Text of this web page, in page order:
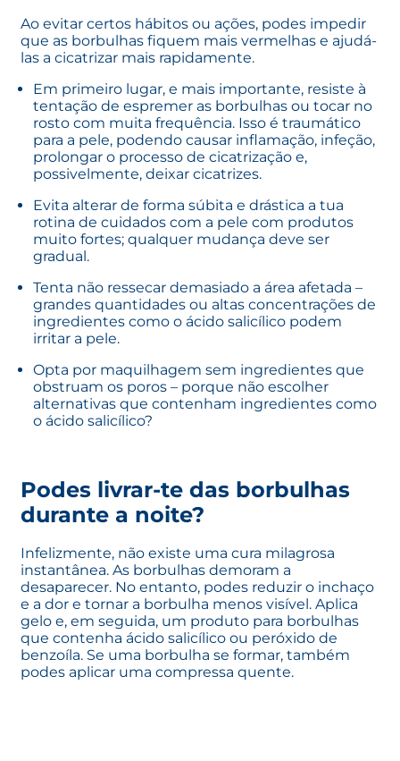
Ao evitar certos hábitos ou ações, podes impedir
que as borbulhas fiquem mais vermelhas e ajudá-
las a cicatrizar mais rapidamente.
Em primeiro lugar, e mais importante, resiste à
tentação de espremer as borbulhas ou tocar no
rosto com muita frequência. Isso é traumático
para a pele, podendo causar inflamação, infeção,
prolongar o processo de cicatrização e,
possivelmente, deixar cicatrizes.
Evita alterar de forma súbita e drástica a tua
rotina de cuidados com a pele com produtos
muito fortes; qualquer mudança deve ser
gradual.
Tenta não ressecar demasiado a área afetada –
grandes quantidades ou altas concentrações de
ingredientes como o ácido salicílico podem
irritar a pele.
Opta por maquilhagem sem ingredientes que
obstruam os poros – porque não escolher
alternativas que contenham ingredientes como
o ácido salicílico?
Podes livrar-te das borbulhas
durante a noite?
Infelizmente, não existe uma cura milagrosa
instantânea. As borbulhas demoram a
desaparecer. No entanto, podes reduzir o inchaço
e a dor e tornar a borbulha menos visível. Aplica
gelo e, em seguida, um produto para borbulhas
que contenha ácido salicílico ou peróxido de
benzoíla. Se uma borbulha se formar, também
podes aplicar uma compressa quente.